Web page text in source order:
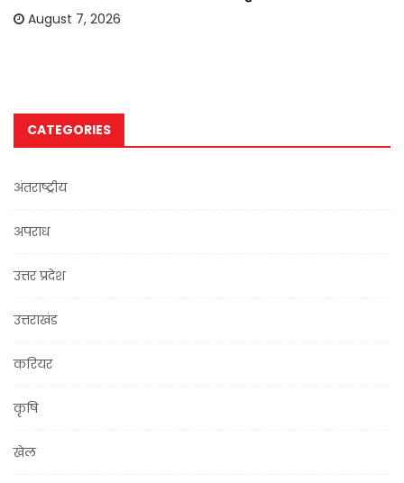
August 7, 2026
CATEGORIES
अंतराष्ट्रीय
अपराध
उत्तर प्रदेश
उत्तराखंड
करियर
कृषि
खेल